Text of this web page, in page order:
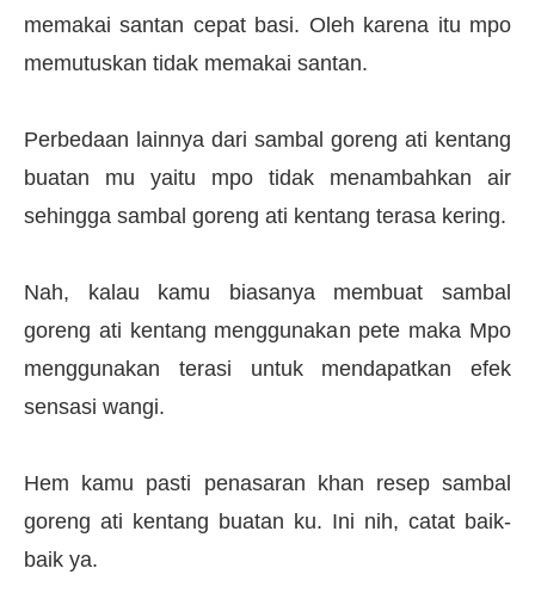
memakai santan cepat basi. Oleh karena itu mpo
memutuskan tidak memakai santan.
Perbedaan lainnya dari sambal goreng ati kentang
buatan mu yaitu mpo tidak menambahkan air
sehingga sambal goreng ati kentang terasa kering.
Nah, kalau kamu biasanya membuat sambal
goreng ati kentang menggunakan pete maka Mpo
menggunakan terasi untuk mendapatkan efek
sensasi wangi.
Hem kamu pasti penasaran khan resep sambal
goreng ati kentang buatan ku. Ini nih, catat baik-
baik ya.